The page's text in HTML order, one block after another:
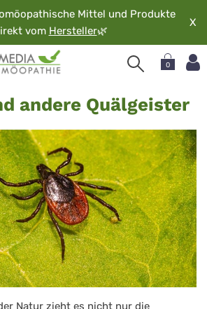
Mittel und Produkte
vom Hersteller🌿
X
0
andere Quälgeister
Natur zieht es nicht nur die